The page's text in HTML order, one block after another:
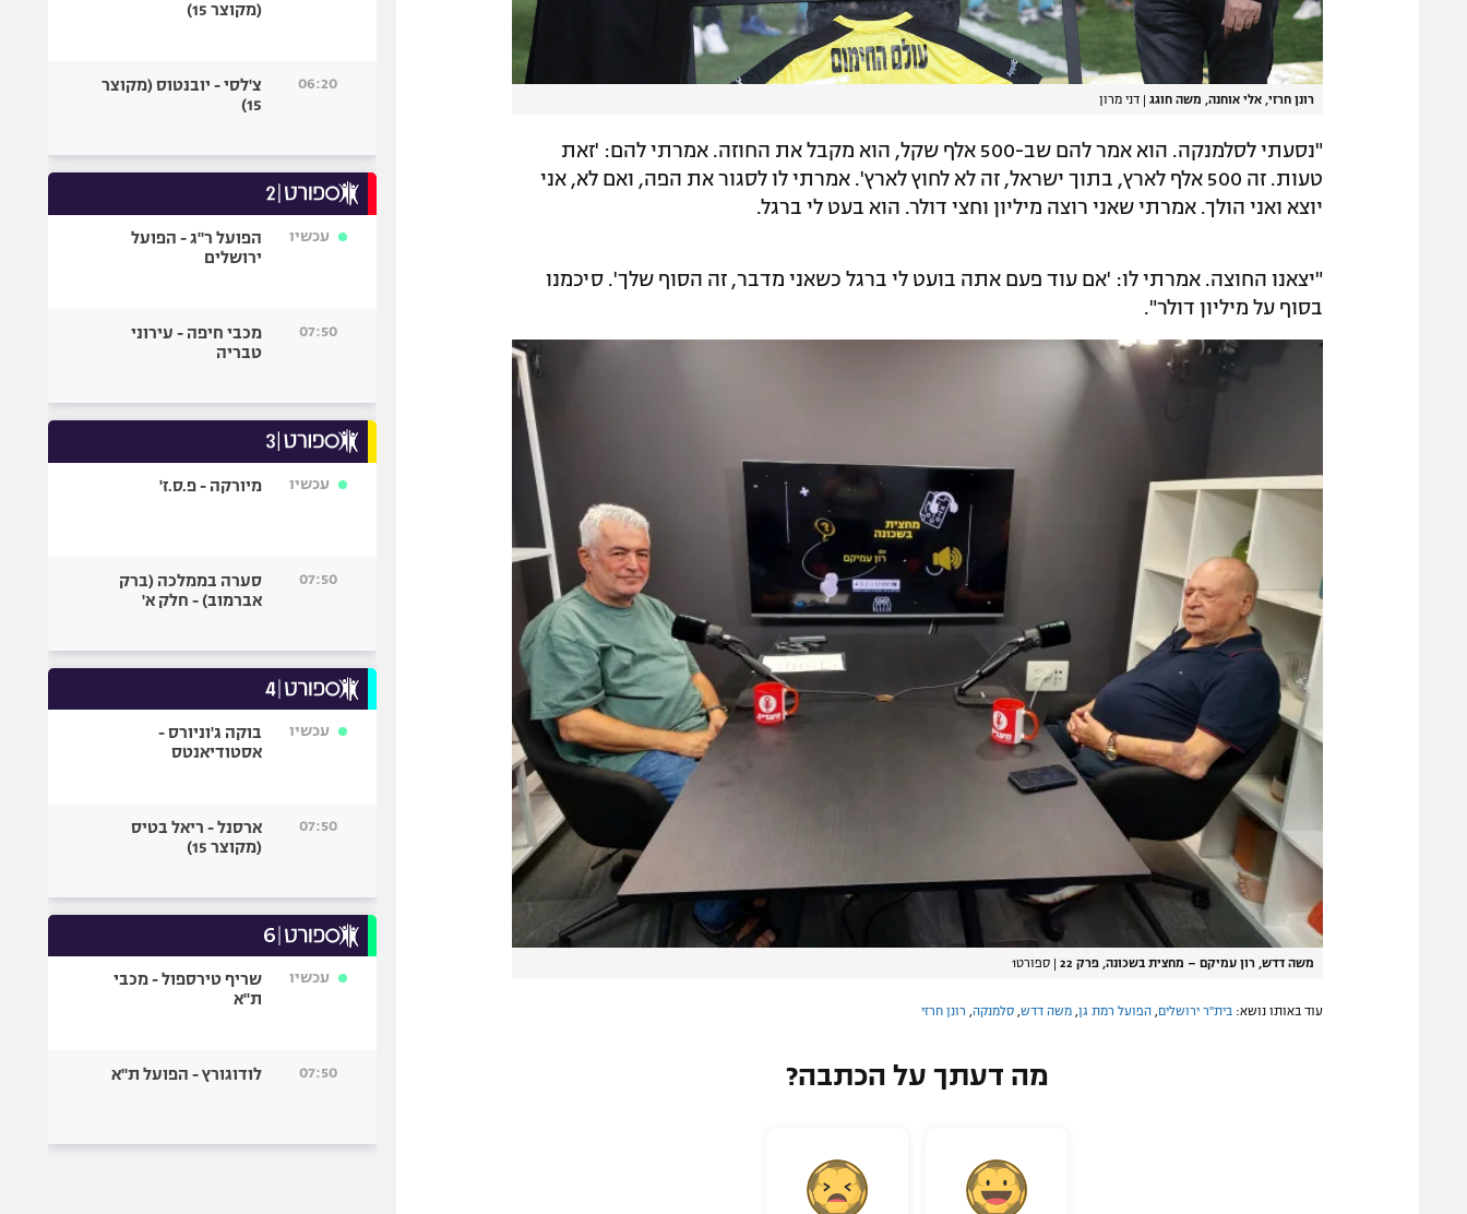
רונן חרזי, אלי אוחנה, משה חוגג | דני מרון
"נסעתי לסלמנקה. הוא אמר להם שב-500 אלף שקל, הוא מקבל את החוזה. אמרתי להם: 'זאת
טעות. זה 500 אלף לארץ, בתוך ישראל, זה לא לחוץ לארץ'. אמרתי לו לסגור את הפה, ואם לא, אני
יוצא ואני הולך. אמרתי שאני רוצה מיליון וחצי דולר. הוא בעט לי ברגל.
"יצאנו החוצה. אמרתי לו: 'אם עוד פעם אתה בועט לי ברגל כשאני מדבר, זה הסוף שלך'. סיכמנו
בסוף על מיליון דולר".
משה דדש, רון עמיקם – מחצית בשכונה, פרק 22 | ספורט1
עוד באותו נושא: בית"ר ירושלים הפועל רמת גן משה דדש סלמנקה רונן חרזי
מה דעתך על הכתבה?
(מקוצר 15)
06:20
צ'לסי - יובנטוס (מקוצר
15)
עכשיו
הפועל ר"ג - הפועל
ירושלים
07:50
מכבי חיפה - עירוני
טבריה
עכשיו מיורקה - פ.ס.ז'
07:50
סערה בממלכה (ברק
אברמוב) - חלק א'
עכשיו
בוקה ג'וניורס -
אסטודיאנטס
07:50
ארסנל - ריאל בטיס
(מקוצר 15)
עכשיו
שריף טירספול - מכבי
ת"א
07:50 לודוגורץ - הפועל ת"א